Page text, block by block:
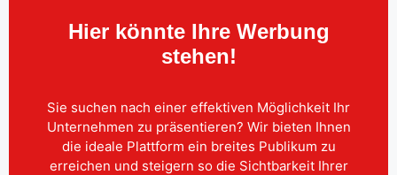
Hier könnte Ihre Werbung
stehen!
Sie suchen nach einer effektiven Möglichkeit Ihr
Unternehmen zu präsentieren? Wir bieten Ihnen
die ideale Plattform ein breites Publikum zu
erreichen und steigern so die Sichtbarkeit Ihrer